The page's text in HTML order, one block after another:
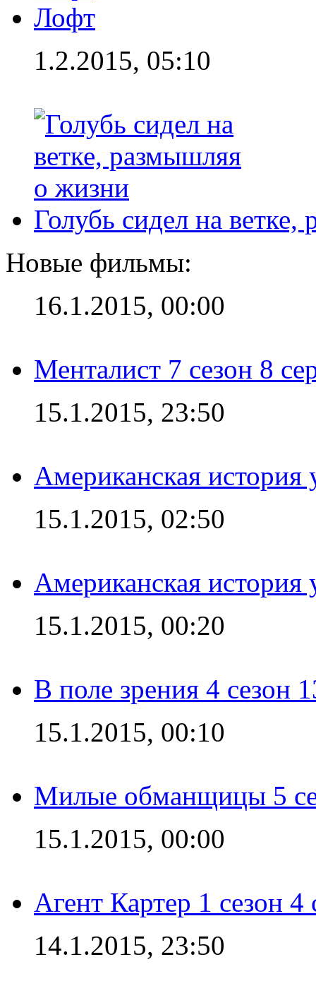
Лофт
1.2.2015, 05:10
Голубь сидел на
Новые фильмы:
16.1.2015, 00:00
Менталист 7 сезон 8
15.1.2015, 23:50
Американская история
15.1.2015, 02:50
Американская история
15.1.2015, 00:20
В поле зрения 4 сезон
15.1.2015, 00:10
Милые обманщицы 5
15.1.2015, 00:00
Агент Картер 1 сезон 4
14.1.2015, 23:50